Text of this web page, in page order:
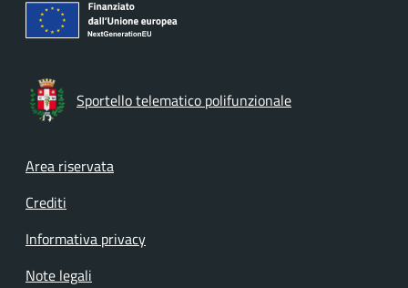
Sportello telematico polifunzionale
Footer menu
Area riservata
Crediti
Informativa privacy
Note legali